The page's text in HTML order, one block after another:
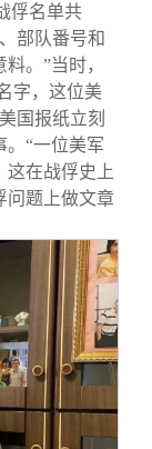
俘名单共
部队番号和
。”当时，
字，这位美
国报纸立刻
。“一位美军
这在战俘史上
问题上做文章